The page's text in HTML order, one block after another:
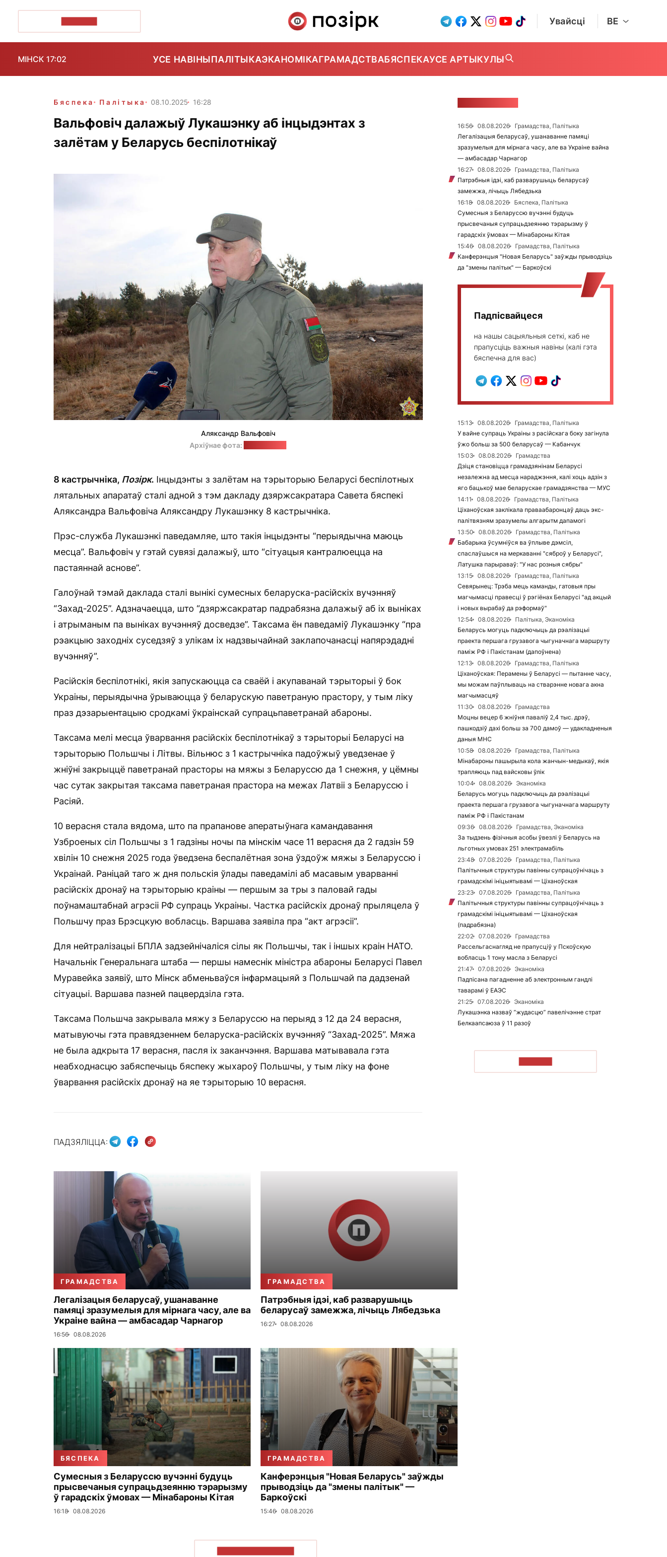
Увайсці BE
МІНСК 17:02 УСЕ НАВІНЫПАЛІТЫКАЭКАНОМІКАГРАМАДСТВАБЯСПЕКАУСЕ АРТЫКУЛЫ
Бяспека Палітыка 08.10.2025 16:28
Вальфовіч далажыў Лукашэнку аб інцыдэнтах з
залётам у Беларусь беспілотнікаў
Аляксандр Вальфовіч
Архіўнае фота:
8 кастрычніка, Позірк. Інцыдэнты з залётам на тэрыторыю Беларусі беспілотных
лятальных апаратаў сталі адной з тэм дакладу дзяржсакратара Савета бяспекі
Аляксандра Вальфовіча Аляксандру Лукашэнку 8 кастрычніка.
Прэс-служба Лукашэнкі паведамляе, што такія інцыдэнты “перыядычна маюць
месца”. Вальфовіч у гэтай сувязі далажыў, што “сітуацыя кантралюецца на
пастаяннай аснове”.
Галоўнай тэмай даклада сталі вынікі сумесных беларуска-расійскіх вучэнняў
“Захад-2025”. Адзначаецца, што “дзяржсакратар падрабязна далажыў аб іх выніках
і атрыманым па выніках вучэнняў досведзе”. Таксама ён паведаміў Лукашэнку “пра
рэакцыю заходніх суседзяў з улікам іх надзвычайнай заклапочанасці напярэдадні
вучэнняў”.
Расійскія беспілотнікі, якія запускаюцца са сваёй і акупаванай тэрыторыі ў бок
Украіны, перыядычна ўрываюцца ў беларускую паветраную прастору, у тым ліку
праз дэзарыентацыю сродкамі ўкраінскай супрацьпаветранай абароны.
Таксама мелі месца ўварвання расійскіх беспілотнікаў з тэрыторыі Беларусі на
тэрыторыю Польшчы і Літвы. Вільнюс з 1 кастрычніка падоўжыў уведзенае ў
жніўні закрыццё паветранай прасторы на мяжы з Беларуссю да 1 снежня, у цёмны
час сутак закрытая таксама паветраная прастора на межах Латвіі з Беларуссю і
Расіяй.
10 верасня стала вядома, што па прапанове аператыўнага камандавання
Узброеных сіл Польшчы з 1 гадзіны ночы па мінскім часе 11 верасня да 2 гадзін 59
хвілін 10 снежня 2025 года ўведзена беспалётная зона ўздоўж мяжы з Беларуссю і
Украінай. Раніцай таго ж дня польскія ўлады паведамілі аб масавым уварванні
расійскіх дронаў на тэрыторыю краіны — першым за тры з паловай гады
поўнамаштабнай агрэсіі РФ супраць Украіны. Частка расійскіх дронаў прыляцела ў
Польшчу праз Брэсцкую вобласць. Варшава заявіла пра “акт агрэсіі”.
Для нейтралізацыі БПЛА задзейнічаліся сілы як Польшчы, так і іншых краін НАТО.
Начальнік Генеральнага штаба — першы намеснік міністра абароны Беларусі Павел
Муравейка заявіў, што Мінск абменьваўся інфармацыяй з Польшчай па дадзенай
сітуацыі. Варшава пазней пацвердзіла гэта.
Таксама Польшча закрывала мяжу з Беларуссю на перыяд з 12 да 24 верасня,
матывуючы гэта правядзеннем беларуска-расійскіх вучэнняў “Захад-2025”. Мяжа
не была адкрыта 17 верасня, пасля іх заканчэння. Варшава матывавала гэта
неабходнасцю забяспечыць бяспеку жыхароў Польшчы, у тым ліку на фоне
ўварвання расійскіх дронаў на яе тэрыторыю 10 верасня.
ПАДЗЯЛІЦЦА:
ГРАМАДСТВА
Легалізацыя беларусаў, ушанаванне
памяці зразумелыя для мірнага часу, але ва
Украіне вайна — амбасадар Чарнагор
16:56 08.08.2026
ГРАМАДСТВА
Патрэбныя ідэі, каб разварушыць
беларусаў замежжа, лічыць Лябедзька
16:27 08.08.2026
БЯСПЕКА
Сумесныя з Беларуссю вучэнні будуць
прысвечаныя супрацьдзеянню тэрарызму
ў гарадскіх ўмовах — Мінабароны Кітая
16:18 08.08.2026
ГРАМАДСТВА
Канферэнцыя "Новая Беларусь" заўжды
прыводзіць да "змены палітык" —
Баркоўскі
15:46 08.08.2026
16:56 08.08.2026
Грамадства, Палітыка
Легалізацыя беларусаў, ушанаванне памяці
зразумелыя для мірнага часу, але ва Украіне вайна
— амбасадар Чарнагор
16:27
08.08.2026
Грамадства, Палітыка
Патрэбныя ідэі, каб разварушыць беларусаў
замежжа, лічыць Лябедзька
16:18
08.08.2026
Бяспека, Палітыка
Сумесныя з Беларуссю вучэнні будуць
прысвечаныя супрацьдзеянню тэрарызму ў
гарадскіх ўмовах — Мінабароны Кітая
15:46
08.08.2026
Грамадства, Палітыка
Канферэнцыя "Новая Беларусь" заўжды прыводзіць
да "змены палітык" — Баркоўскі
Падпісвайцеся
на нашы сацыяльныя сеткі, каб не
прапусціць важныя навіны (калі гэта
бяспечна для вас)
15:13 08.08.2026
Грамадства, Палітыка
У вайне супраць Украіны з расійскага боку загінула
ўжо больш за 500 беларусаў — Кабанчук
15:03
08.08.2026
Грамадства
Дзіця становіцца грамадзянінам Беларусі
незалежна ад месца нараджэння, калі хоць адзін з
яго бацькоў мае беларускае грамадзянства — МУС
14:11
08.08.2026
Грамадства, Палітыка
Ціханоўская заклікала праваабаронцаў даць экс-
палітвязням зразумелы алгарытм дапамогі
13:50
08.08.2026
Грамадства, Палітыка
Бабарыка ўсумніўся ва ўплыве дэмсіл,
спаслаўшыся на меркаванні "сяброў у Беларусі",
Латушка парыраваў: "У нас розныя сябры"
13:15
08.08.2026
Грамадства, Палітыка
Севярынец: Трэба мець каманды, гатовыя пры
магчымасці правесці ў рэгіёнах Беларусі "ад акцый
і новых вырабаў да рэформаў"
12:54
08.08.2026
Палітыка, Эканоміка
Беларусь могуць падключыць да рэалізацыі
праекта першага грузавога чыгуначнага маршруту
паміж РФ і Пакістанам (дапоўнена)
12:13
08.08.2026
Грамадства, Палітыка
Ціханоўская: Перамены ў Беларусі — пытанне часу,
мы можам паўплываць на стварэнне новага акна
магчымасцяў
11:30
08.08.2026
Грамадства
Моцны вецер 6 жніўня паваліў 2,4 тыс. дрэў,
пашкодзіў дахі больш за 700 дамоў — удакладненыя
даныя МНС
10:58
08.08.2026
Грамадства, Палітыка
Мінабароны пашырыла кола жанчын-медыкаў, якія
трапляюць пад вайсковы ўлік
10:04
08.08.2026
Эканоміка
Беларусь могуць падключыць да рэалізацыі
праекта першага грузавога чыгуначнага маршруту
паміж РФ і Пакістанам
09:36
08.08.2026
Грамадства, Эканоміка
За тыдзень фізічныя асобы ўвезлі ў Беларусь на
льготных умовах 251 электрамабіль
23:48
07.08.2026
Грамадства, Палітыка
Палітычныя структуры павінны супрацоўнічаць з
грамадскімі ініцыятывамі — Ціханоўская
23:23
07.08.2026
Грамадства, Палітыка
Палітычныя структуры павінны супрацоўнічаць з
грамадскімі ініцыятывамі — Ціханоўская
(падрабязна)
22:02
07.08.2026
Грамадства
Рассельгаснагляд не прапусціў у Пскоўскую
вобласць 1 тону масла з Беларусі
21:47
07.08.2026
Эканоміка
Падпісана пагадненне аб электронным гандлі
таварамі ў ЕАЭС
21:25
07.08.2026
Эканоміка
Лукашэнка назваў “жудасцю” павелічэнне страт
Белкаапсаюза ў 11 разоў